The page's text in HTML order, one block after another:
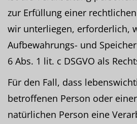
zur Erfüllung einer
wir unterliegen, erforderlich,
Aufbewahrungs- und
6 Abs. 1 lit. c DSGVO als
Für den Fall, dass
betroffenen Person oder
natürlichen Person eine